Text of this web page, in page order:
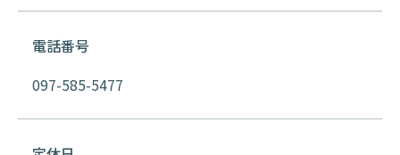
電話番号
097-585-5477